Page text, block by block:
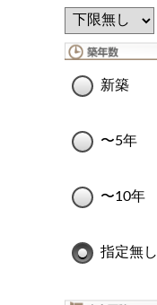
新築
〜5年
〜10年
指定無し